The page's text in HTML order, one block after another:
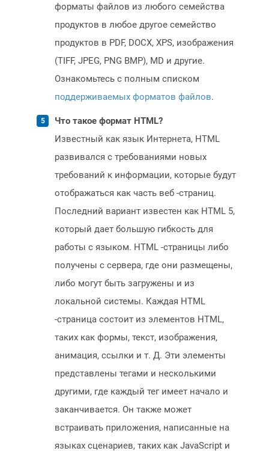
форматы файлов из любого семейства
продуктов в любое другое семейство
продуктов в PDF, DOCX, XPS, изображения
(TIFF, JPEG, PNG BMP), MD и другие.
Ознакомьтесь с полным списком
поддерживаемых форматов файлов.
Что такое формат HTML?
Известный как язык Интернета, HTML
развивался с требованиями новых
требований к информации, которые будут
отображаться как часть веб -страниц.
Последний вариант известен как HTML 5,
который дает большую гибкость для
работы с языком. HTML -страницы либо
получены с сервера, где они размещены,
либо могут быть загружены и из
локальной системы. Каждая HTML
-страница состоит из элементов HTML,
таких как формы, текст, изображения,
анимация, ссылки и т. Д. Эти элементы
представлены тегами и несколькими
другими, где каждый тег имеет начало и
заканчивается. Он также может
встраивать приложения, написанные на
языках сценариев, таких как JavaScript и